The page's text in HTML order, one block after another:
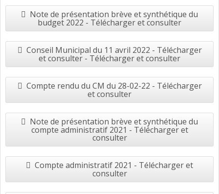
Note de présentation brève et synthétique du
budget 2022 - Télécharger et consulter
Conseil Municipal du 11 avril 2022 - Télécharger
et consulter - Télécharger et consulter
Compte rendu du CM du 28-02-22 - Télécharger
et consulter
Note de présentation brève et synthétique du
compte administratif 2021 - Télécharger et
consulter
Compte administratif 2021 - Télécharger et
consulter